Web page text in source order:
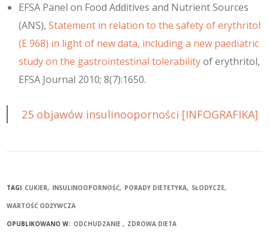
EFSA Panel on Food Additives and Nutrient Sources
(ANS),Statement in relation to the safety of erythritol
(E 968) in light of new data, including a new paediatric
study on the gastrointestinal tolerabilityof erythritol,
EFSA Journal 2010; 8(7):1650.
25 objawów insulinooporności [INFOGRAFIKA]
TAGI CUKIER INSULINOOPORNOŚĆ PORADY DIETETYKA SŁODYCZE
WARTOŚĆ ODŻYWCZA
OPUBLIKOWANO W: ODCHUDZANIE ZDROWA DIETA